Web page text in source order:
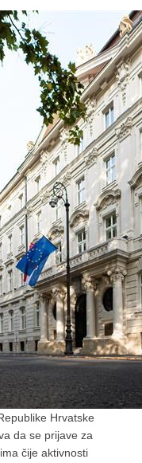
Hrvatske
da se prijave za
čije aktivnosti